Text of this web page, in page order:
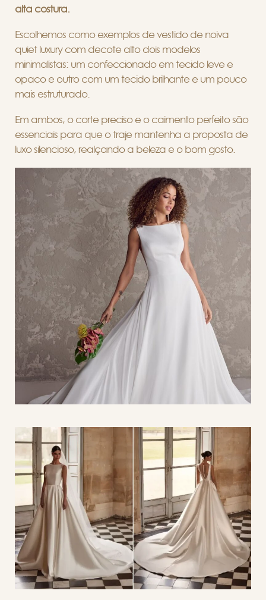
alta costura.
Escolhemos como exemplos de vestido de noiva
quiet luxury com decote alto dois modelos
minimalistas: um confeccionado em tecido leve e
opaco e outro com um tecido brilhante e um pouco
mais estruturado.
Em ambos, o corte preciso e o caimento perfeito são
essenciais para que o traje mantenha a proposta de
luxo silencioso, realçando a beleza e o bom gosto.